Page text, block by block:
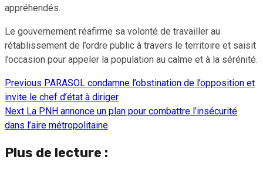
appréhendés.
Le gouvernement réafirme sa volonté de travailler au
rétablissement de l’ordre public à travers le territoire et saisit
l’occasion pour appeler la population au calme et à la sérénité.
Continue
Reading
Previous PARASOL condamne l’obstination de l’opposition et
invite le chef d’état à diriger
Next La PNH annonce un plan pour combattre l’insécurité
dans l’aire métropolitaine
Plus de lecture :